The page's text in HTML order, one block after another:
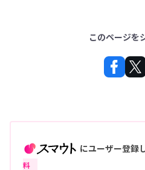
このページを
にユーザー登録
料